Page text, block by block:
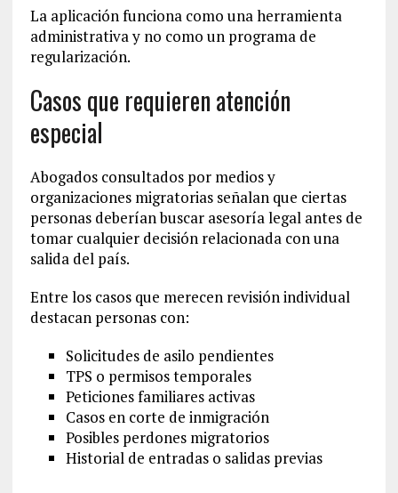
La aplicación funciona como una herramienta
administrativa y no como un programa de
regularización.
Casos que requieren atención
especial
Abogados consultados por medios y
organizaciones migratorias señalan que ciertas
personas deberían buscar asesoría legal antes de
tomar cualquier decisión relacionada con una
salida del país.
Entre los casos que merecen revisión individual
destacan personas con:
Solicitudes de asilo pendientes
TPS o permisos temporales
Peticiones familiares activas
Casos en corte de inmigración
Posibles perdones migratorios
Historial de entradas o salidas previas